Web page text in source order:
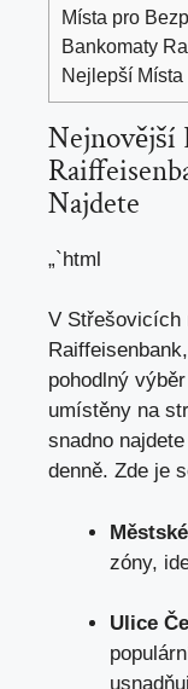
Místa pro
Bankomaty
Nejlepší Místa
Nejnovější
Najdete
„`html
V Střešovicích
pohodlný
umístěny na
snadno
denně. Zde je
zóny,
Ulice